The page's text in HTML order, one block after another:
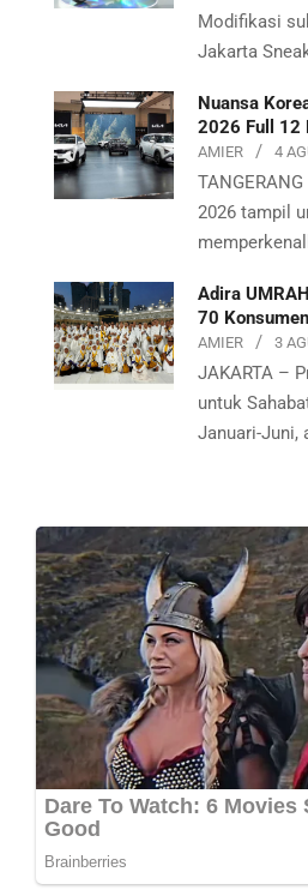
Modifikasi
Jakarta
Nuansa
2026 Full 12
AMIER 4
2026 tampil
Adira
70
AMIER 3
JAKARTA –
untuk
Januari-Juni,